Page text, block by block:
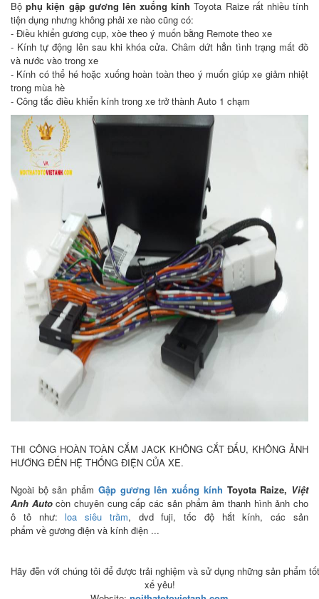
Bộphụ kiện gập gương lên xuống kính Toyota Raize rất nhiều tính
tiện dụng nhưng không phải xe nào cũng có:
- Điều khiển gương cụp, xòe theo ý muốn bằng Remote theo xe
​- Kính tự động lên sau khi khóa cửa. Châm dứt hẳn tình trạng mất đồ
và nước vào trong xe
​- Kính có thể hé hoặc xuống hoàn toàn theo ý muốn giúp xe giảm nhiệt
trong mùa hè
​- Công tắc điều khiển kính trong xe trở thành Auto 1 chạm
THI CÔNG HOÀN TOÀN CẮM JACK KHÔNG CẮT ĐẤU, KHÔNG ẢNH
HƯỚNG ĐẾN HỆ THỐNG ĐIỆN CỦA XE.
Ngoài bộ sản phẩm Gập gương lên xuống kính Toyota Raize, Việt
Anh Autocòn chuyên cung cấp các sản phẩm âm thanh hình ảnh cho
ô tô như:loa siêu trầm, dvd fuji, tốc độ hắt kính, các sản
phẩm về gương điện và kính điện ...
Hãy đễn với chúng tôi để được trải nghiệm và sử dụng những sản phẩm
xế yêu!